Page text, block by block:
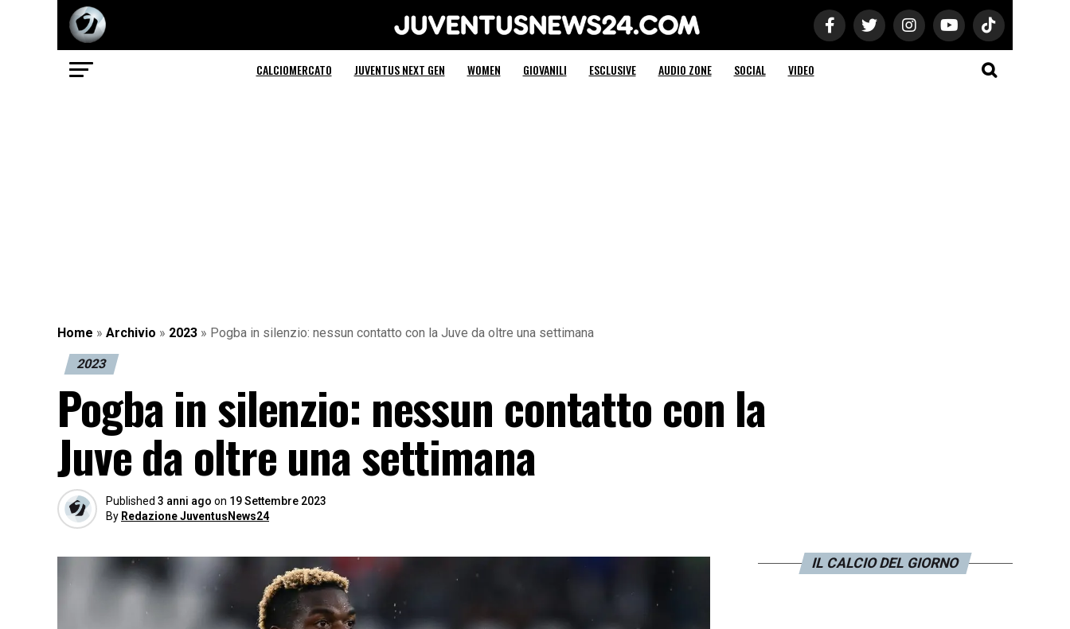
Juventus News 24
CALCIOMERCATO JUVENTUS NEXT GEN WOMEN GIOVANILI ESCLUSIVE AUDIO ZONE SOCIAL VIDEO
Home » Archivio » 2023 » Pogba in silenzio: nessun contatto con la Juve da oltre una settimana
2023
Pogba in silenzio: nessun contatto con la
Juve da oltre una settimana
Published 3 anni ago on 19 Settembre 2023
By Redazione JuventusNews24
IL CALCIO DEL GIORNO